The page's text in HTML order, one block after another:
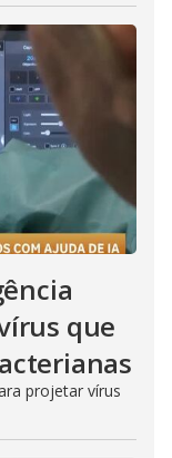
que
projetar vírus